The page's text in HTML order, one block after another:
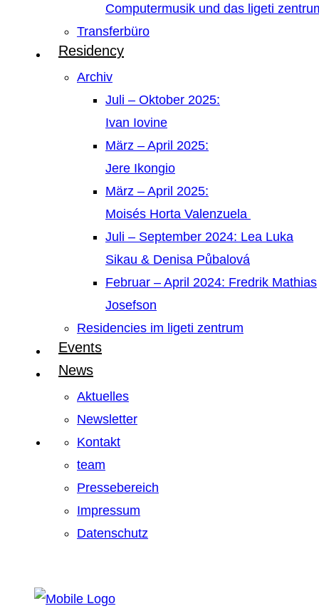
Computermusik und das ligeti
Transferbüro
Residency
Archiv
Juli – Oktober 2025:
Ivan Iovine
März – April 2025:
Jere Ikongio
März – April 2025:
Moisés Horta Valenzuela
Juli – September 2024: Lea Luka
Sikau & Denisa Půbalová
Februar – April 2024: Fredrik Mathias
Josefson
Residencies im ligeti zentrum
Events
News
Aktuelles
Newsletter
Kontakt
team
Pressebereich
Impressum
Datenschutz